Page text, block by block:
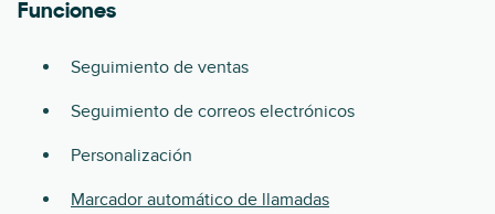
Funciones
Seguimiento de ventas
Seguimiento de correos electrónicos
Personalización
Marcador automático de llamadas